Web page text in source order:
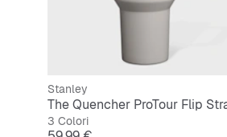
Stanley
3 Colori